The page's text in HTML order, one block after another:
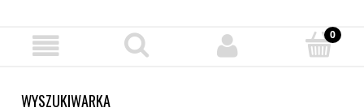
WYSZUKIWARKA